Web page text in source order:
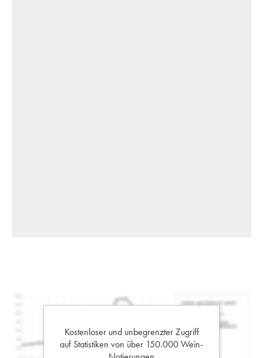
Kostenloser und unbegrenzter Zugriff
auf Statistiken von über 150.000 Wein-